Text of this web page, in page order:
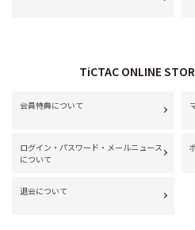
TiCTAC ONLINE
会員特典について
ログイン・パスワード・メールニュース
について
退会について